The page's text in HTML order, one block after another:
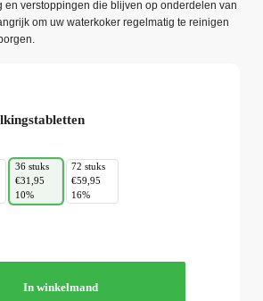
en verstoppingen die blijven op onderdelen van
om uw waterkoker regelmatig te reinigen
36 stuks
€31,95
10%
72 stuks
€59,95
16%
In winkelmand